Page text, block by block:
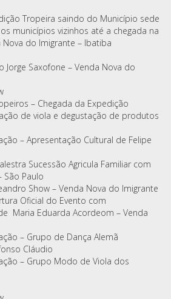
Tropeira saindo do Município sede
municípios vizinhos até a chegada na
Nova do Imigrante – Ibatiba
Jorge Saxofone – Venda Nova do
– Chegada da Expedição
de viola e degustação de produtos
– Apresentação Cultural de Felipe
Sucessão Agricula Familiar com
São Paulo
Show – Venda Nova do Imigrante
Oficial do Evento com
Maria Eduarda Acordeom – Venda
– Grupo de Dança Alemã
Cláudio
– Grupo Modo de Viola dos